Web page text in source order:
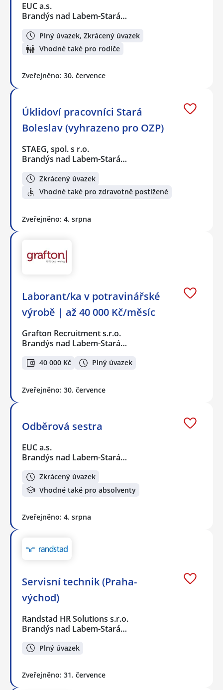
EUC a.s.
Brandýs nad Labem-Stará…
Plný úvazek, Zkrácený úvazek
Vhodné také pro rodiče
Zveřejněno: 30. července
Úklidoví pracovníci Stará
Boleslav (vyhrazeno pro OZP)
STAEG, spol. s r.o.
Brandýs nad Labem-Stará…
Zkrácený úvazek
Vhodné také pro zdravotně postižené
Zveřejněno: 4. srpna
Laborant/ka v potravinářské
výrobě | až 40 000 Kč/měsíc
Grafton Recruitment s.r.o.
Brandýs nad Labem-Stará…
40 000 Kč Plný úvazek
Zveřejněno: 30. července
Odběrová sestra
EUC a.s.
Brandýs nad Labem-Stará…
Zkrácený úvazek
Vhodné také pro absolventy
Zveřejněno: 4. srpna
Servisní technik (Praha-
východ)
Randstad HR Solutions s.r.o.
Brandýs nad Labem-Stará…
Plný úvazek
Zveřejněno: 31. července